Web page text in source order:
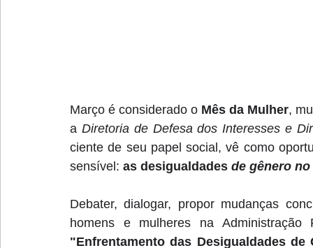
Março é considerado o Mês da Mulher,
a Diretoria de Defesa dos Interesses e
ciente de seu papel social, vê como
sensível: as desigualdades de gênero
Debater, dialogar, propor mudanças
"Enfrentamento das Desigualdades